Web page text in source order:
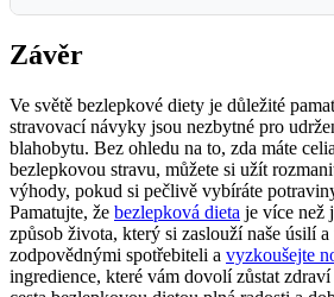
Závěr
Ve světě bezlepkové diety je důležité
stravovací návyky jsou nezbytné pro
blahobytu. Bez ohledu na to, zda máte
bezlepkovou stravu, můžete si užít
výhody, pokud si pečlivě vybíráte
Pamatujte, že bezlepková dieta je více než
způsob života, který si zaslouží naše úsilí
zodpovědnými spotřebiteli a vyzkoušejte
ingredience, které vám dovolí zůstat